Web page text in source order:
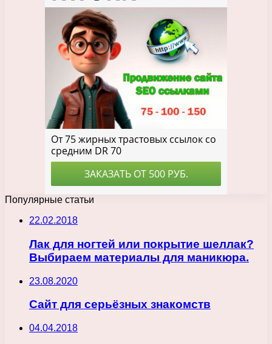
Популярные статьи
22.02.2018
Лак для ногтей или покрытие шеллак?
Выбираем материалы для маникюра.
23.08.2020
Сайт для серьёзных знакомств
04.04.2018